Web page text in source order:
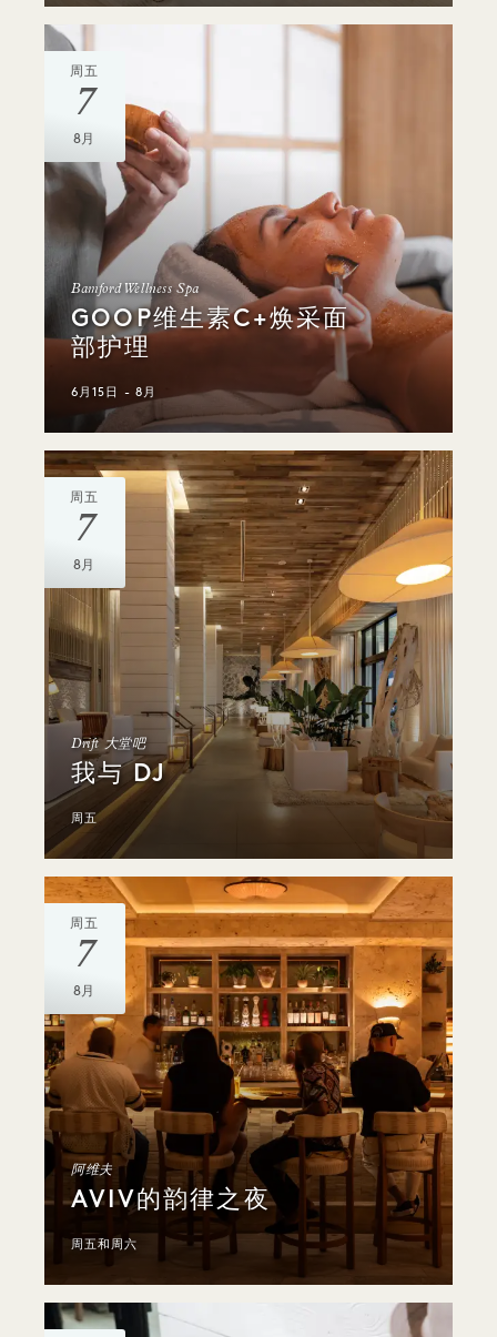
周五
7
8月
Bamford Wellness Spa
GOOP维生素C+焕采面
部护理
6月15日 - 8月
周五
7
8月
Drift 大堂吧
我与 DJ
周五
周五
7
8月
阿维夫
AVIV的韵律之夜
周五和周六